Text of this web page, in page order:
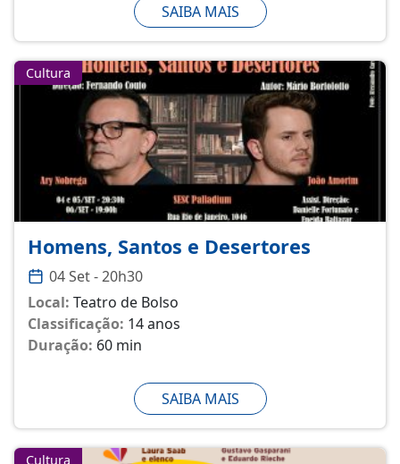
SAIBA MAIS
Cultura
Homens, Santos e Desertores
04 Set - 20h30
Local: Teatro de Bolso
Classificação: 14 anos
Duração: 60 min
SAIBA MAIS
Cultura